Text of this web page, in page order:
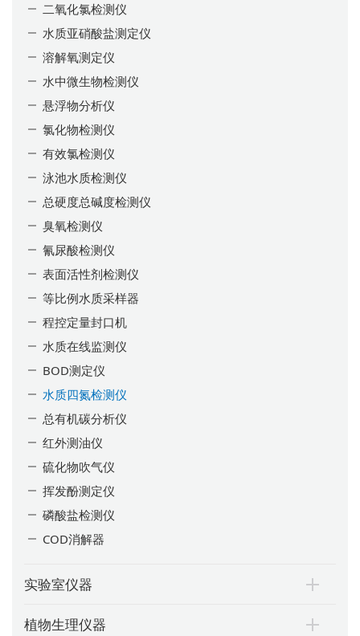
二氧化氯检测仪
水质亚硝酸盐测定仪
溶解氧测定仪
水中微生物检测仪
悬浮物分析仪
氯化物检测仪
有效氯检测仪
泳池水质检测仪
总硬度总碱度检测仪
臭氧检测仪
氰尿酸检测仪
表面活性剂检测仪
等比例水质采样器
程控定量封口机
水质在线监测仪
BOD测定仪
水质四氮检测仪
总有机碳分析仪
红外测油仪
硫化物吹气仪
挥发酚测定仪
磷酸盐检测仪
COD消解器
实验室仪器
植物生理仪器